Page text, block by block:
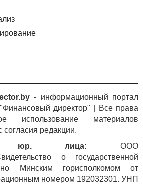
- информационный портал
директор" | Все права
использование материалов
согласия редакции.
юр. лица: ООО
о государственной
Минским горисполкомом от
номером 192032301. УНП